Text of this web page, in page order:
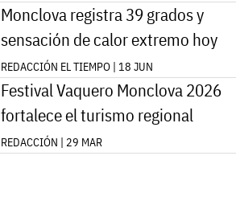
Monclova registra 39 grados y
sensación de calor extremo hoy
REDACCIÓN EL TIEMPO | 18 JUN
Festival Vaquero Monclova 2026
fortalece el turismo regional
REDACCIÓN | 29 MAR